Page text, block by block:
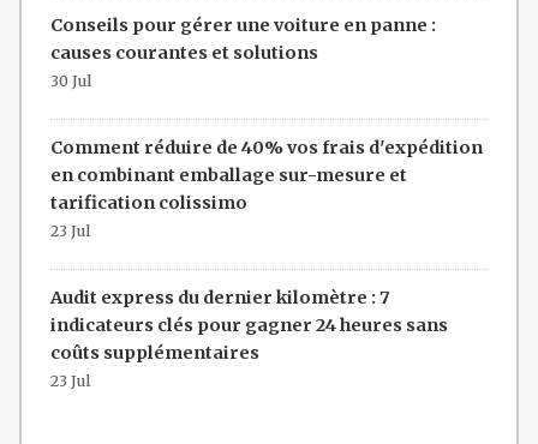
Conseils pour gérer une voiture en panne :
causes courantes et solutions
30 Jul
Comment réduire de 40% vos frais d'expédition
en combinant emballage sur-mesure et
tarification colissimo
23 Jul
Audit express du dernier kilomètre : 7
indicateurs clés pour gagner 24 heures sans
coûts supplémentaires
23 Jul